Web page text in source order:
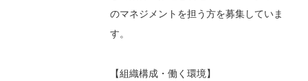
のマネジメントを担う方を募集していま
す。
【組織構成・働く環境】